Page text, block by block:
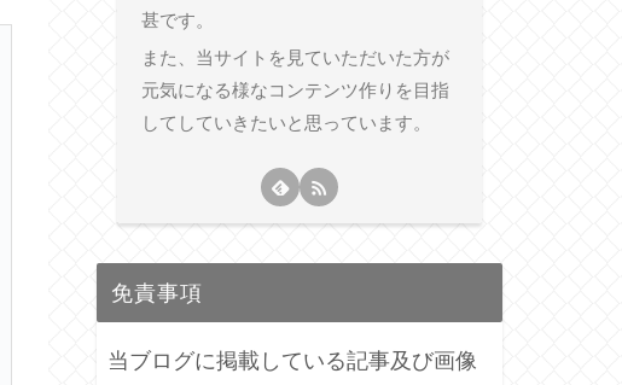
甚です。
また、当サイトを見ていただいた方が
元気になる様なコンテンツ作りを目指
してしていきたいと思っています。
免責事項
当ブログに掲載している記事及び画像